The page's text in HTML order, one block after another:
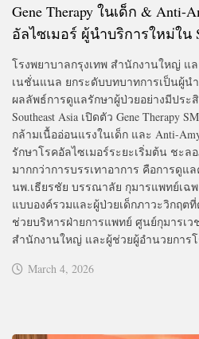
Gene Therapy ในเด็ก & Anti-
อัลไซเมอร์ ผู้นำบริการใหม่ใน
โรงพยาบาลกรุงเทพ สำนักงานใหญ่ แ
เนชั่นแนล ยกระดับบทบาทการเป็นผู้น
ผลลัพธ์การดูแลรักษาผู้ป่วยอย่างมีประ
Southeast Asia เปิดตัว Gene Therapy
กล้ามเนื้ออ่อนแรงในเด็ก และ Anti-
รักษาโรคอัลไซเมอร์ระยะเริ่มต้น ชะล
มากกว่าการบรรเทาอาการ คือการดู
นพ.เธียรชัย บรรณาลัย กุมารแพทย์เฉ
แบบองค์รวมและผู้ป่วยเด็กภาวะวิกฤต
ช่วยบริหารฝ่ายการแพทย์ ศูนย์กุมารเว
สำนักงานใหญ่ และผู้ช่วยผู้อำนวยการ
March 4, 2026